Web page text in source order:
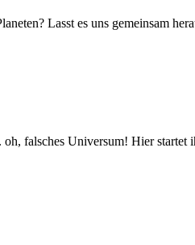
Lasst es uns gemeinsam
falsches Universum! Hier startet